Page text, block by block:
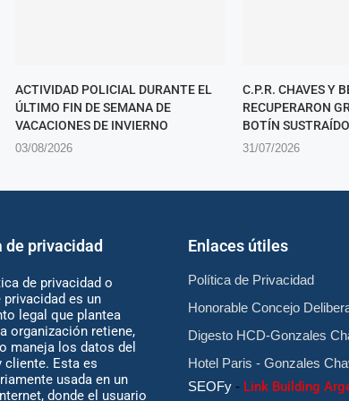
ACTIVIDAD POLICIAL DURANTE EL
ÚLTIMO FIN DE SEMANA DE
VACACIONES DE INVIERNO
03/08/2026
C.P.R. CHAVES Y
RECUPERARON
BOTÍN
31/07/2026
de privacidad
de privacidad o
privacidad es un
legal que plantea
organización retiene,
maneja los datos del
cliente. Esta es
usada en un
donde el usuario
Enlaces útiles
Política de Privacidad
Honorable Concejo
Digesto HCD-Gonzales
Hotel Paris - Gonzales
SEOFy- Link Building